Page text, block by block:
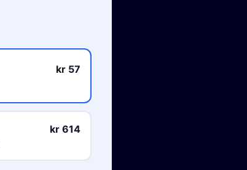
kr 57
kr 614